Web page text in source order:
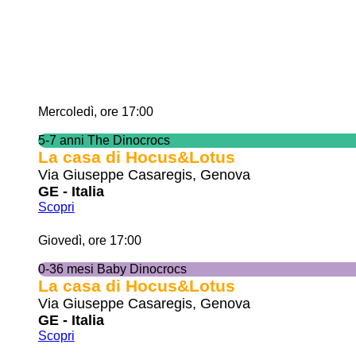
Mercoledì, ore 17:00
5-7 anni The Dinocrocs
La casa di Hocus&Lotus
Via Giuseppe Casaregis, Genova
GE - Italia
Scopri
Giovedì, ore 17:00
0-36 mesi Baby Dinocrocs
La casa di Hocus&Lotus
Via Giuseppe Casaregis, Genova
GE - Italia
Scopri